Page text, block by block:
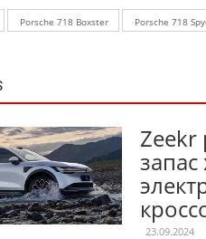
Porsche 718 Boxster Porsche 718
Zeekr
запас
23.09.2024